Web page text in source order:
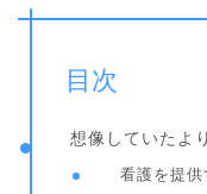
目次
想像していたよ
看護を提供